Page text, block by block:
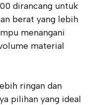
dirancang untuk
berat yang lebih
menangani
material
ringan dan
pilihan yang ideal